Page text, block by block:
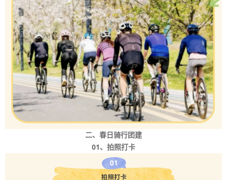
二、春日骑行团建
01、拍照打卡